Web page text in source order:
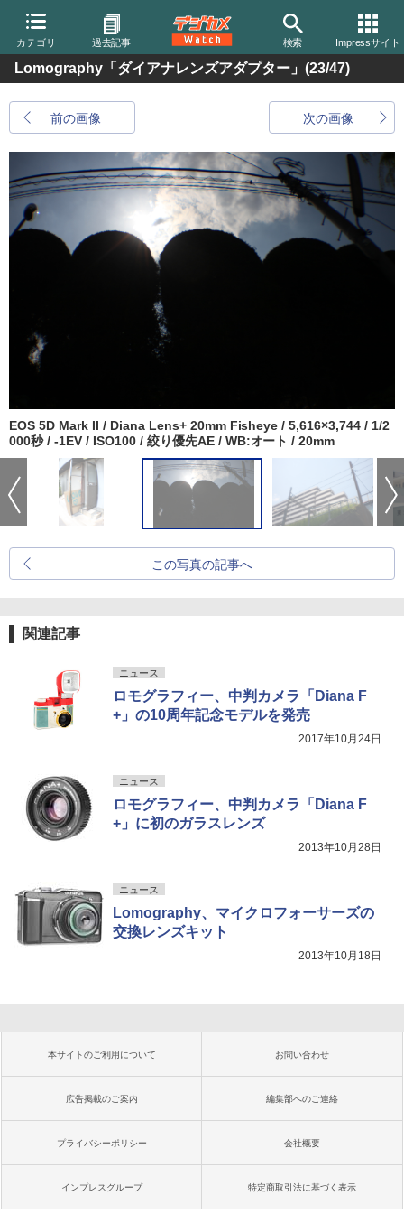
カテゴリ 過去記事 検索 Impressサイト
Lomography「ダイアナレンズアダプター」 (23/47)
前の画像 次の画像
EOS 5D Mark II / Diana Lens+ 20mm Fisheye / 5,616×3,744 / 1/2
000秒 / -1EV / ISO100 / 絞り優先AE / WB:オート / 20mm
この写真の記事へ
関連記事
ニュース
ロモグラフィー、中判カメラ「Diana F
+」の10周年記念モデルを発売
2017年10月24日
ニュース
ロモグラフィー、中判カメラ「Diana F
+」に初のガラスレンズ
2013年10月28日
ニュース
Lomography、マイクロフォーサーズの
交換レンズキット
2013年10月18日
本サイトのご利用について お問い合わせ
広告掲載のご案内 編集部へのご連絡
プライバシーポリシー 会社概要
インプレスグループ 特定商取引法に基づく表示